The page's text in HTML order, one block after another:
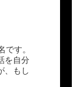
す。
を自分
、もし